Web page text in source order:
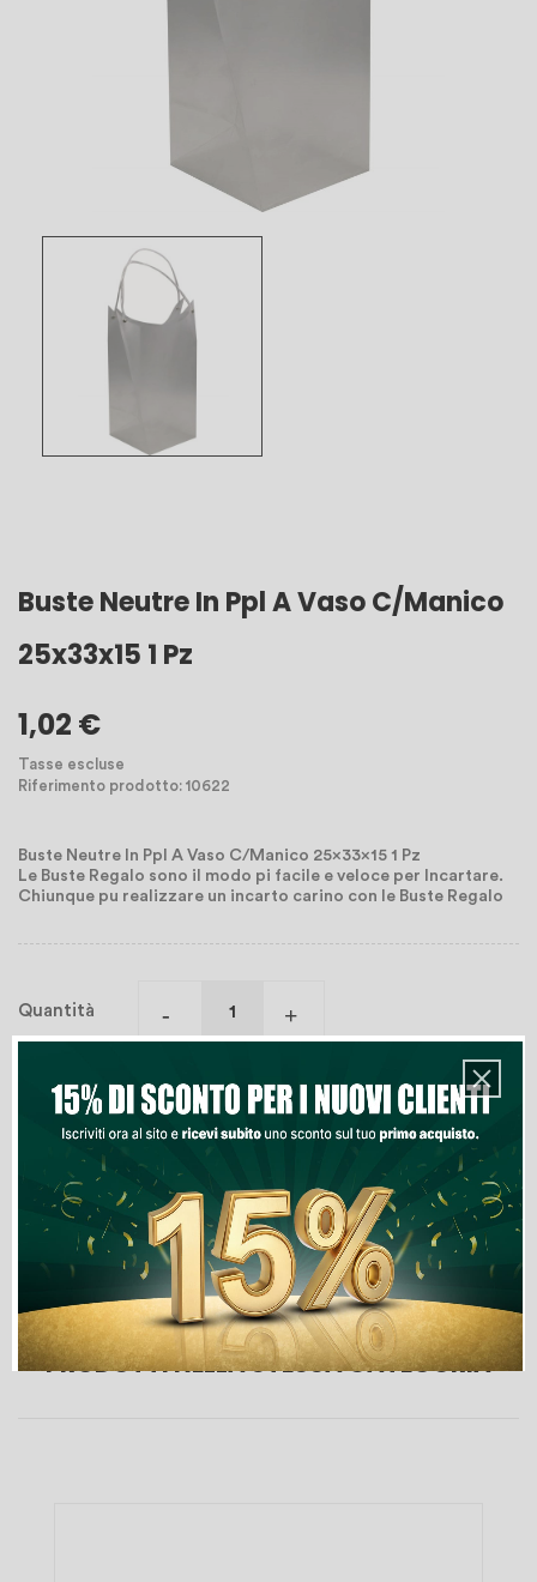
Buste Neutre In Ppl A Vaso C/Manico
25x33x15 1 Pz
1,02 €
Tasse escluse
Riferimento prodotto: 10622
Buste Neutre In Ppl A Vaso C/Manico 25x33x15 1 Pz
Le Buste Regalo sono il modo pi facile e veloce per Incartare.
Chiunque pu realizzare un incarto carino con le Buste Regalo
Quantità
Aggiungi Al Carrello
Lista Dei Desideri
PRODOTTI NELLA STESSA CATEGORIA